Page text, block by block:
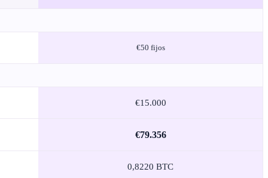
€50 fijos
€15.000
€79.356
0,8220 BTC